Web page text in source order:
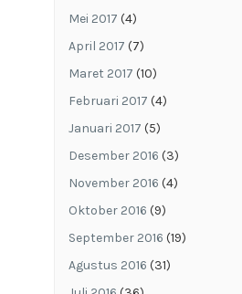
Mei 2017 (4)
April 2017 (7)
Maret 2017 (10)
Februari 2017 (4)
Januari 2017 (5)
Desember 2016 (3)
November 2016 (4)
Oktober 2016 (9)
September 2016 (19)
Agustus 2016 (31)